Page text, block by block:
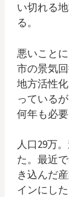
い切れる
る。
悪いこと
市の景気
地方活性
っている
何年も必要
人口29万
た。最近
き込んだ
インにし